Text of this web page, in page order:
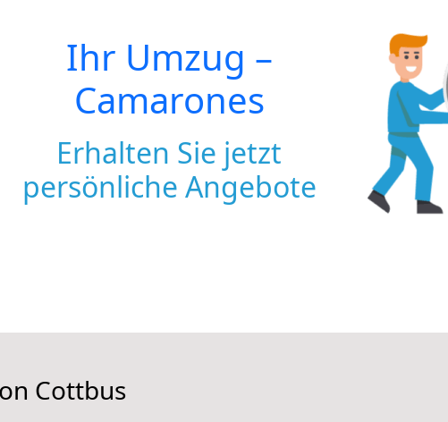
Ihr Umzug –
Camarones
Erhalten Sie jetzt
persönliche Angebote
Cottbus